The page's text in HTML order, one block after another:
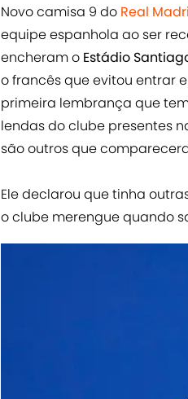
Novo camisa 9 do Real
equipe espanhola ao ser
encheram o Estádio
o francês que evitou entrar
primeira lembrança que
lendas do clube presentes
são outros que
Ele declarou que tinha
o clube merengue quando